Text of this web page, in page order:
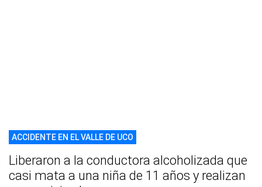
ACCIDENTE EN EL VALLE DE UCO
Liberaron a la conductora alcoholizada que
casi mata a una niña de 11 años y realizan